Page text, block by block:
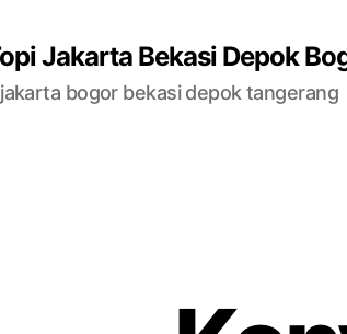
Jakarta Bekasi Depok
bogor bekasi depok tangerang